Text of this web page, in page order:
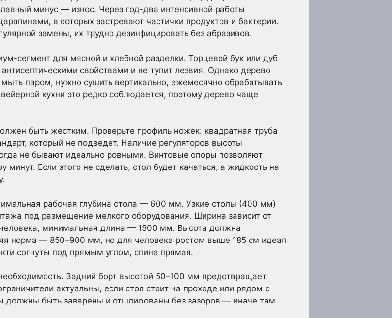
минус — износ. Через год-два интенсивной работы
в которых застревают частички продуктов и бактерии.
замены, их трудно дезинфицировать без абразивов.
сегмент для мясной и хлебной разделки. Торцевой бук или дуб
свойствами и не тупит лезвия. Однако дерево
мыть паром, нужно сушить вертикально, ежемесячно обрабатывать
кухни это редко соблюдается, поэтому дерево чаще
быть жестким. Проверьте профиль ножек: квадратная труба
который не подведет. Наличие регуляторов высоты
не бывают идеально ровными. Винтовые опоры позволяют
минут. Если этого не сделать, стол будет качаться, а жидкость на
рабочая глубина стола — 600 мм. Узкие столы (400 мм)
под размещение мелкого оборудования. Ширина зависит от
минимальная длина — 1500 мм. Высота должна
норма — 850–900 мм, но для человека ростом выше 185 см идеал
согнуты под прямым углом, спина прямая.
Задний борт высотой 50–100 мм предотвращает
актуальны, если стол стоит на проходе или рядом с
должны быть заварены и отшлифованы без зазоров — иначе там